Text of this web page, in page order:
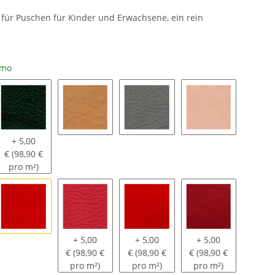
Puschen für Kinder und Erwachsene, ein rein
810 - rucola
+ 5,00
€ (98,90 €
pro m²)
229 - himbeer
+ 5,00
€ (98,90 €
pro m²)
321 - feuerrot
+ 5,00
€ (98,90 €
pro m²)
525 - inka
+ 5,00
€ (98,90 €
pro m²)